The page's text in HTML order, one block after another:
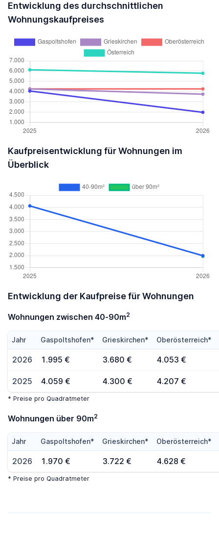
Entwicklung des durchschnittlichen
Wohnungskaufpreises
Kaufpreisentwicklung für Wohnungen im
Überblick
Entwicklung der Kaufpreise für Wohnungen
Wohnungen zwischen 40-90m2
Jahr Gaspoltshofen* Grieskirchen* Oberösterreich*
2026 1.995 € 3.680 € 4.053 €
2025 4.059 € 4.300 € 4.207 €
* Preise pro Quadratmeter
Wohnungen über 90m2
Jahr Gaspoltshofen* Grieskirchen* Oberösterreich*
2026 1.970 € 3.722 € 4.628 €
* Preise pro Quadratmeter